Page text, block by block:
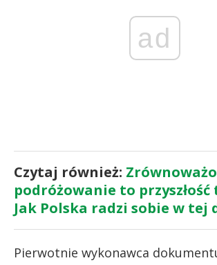
ad
Czytaj również:
podróżowanie to
Jak Polska radzi sobie w tej
Pierwotnie wykonawca